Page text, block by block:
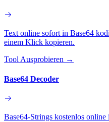
Text online sofort in Base64
einem Klick kopieren.
Tool Ausprobieren →
Base64 Decoder
Base64-Strings kostenlos